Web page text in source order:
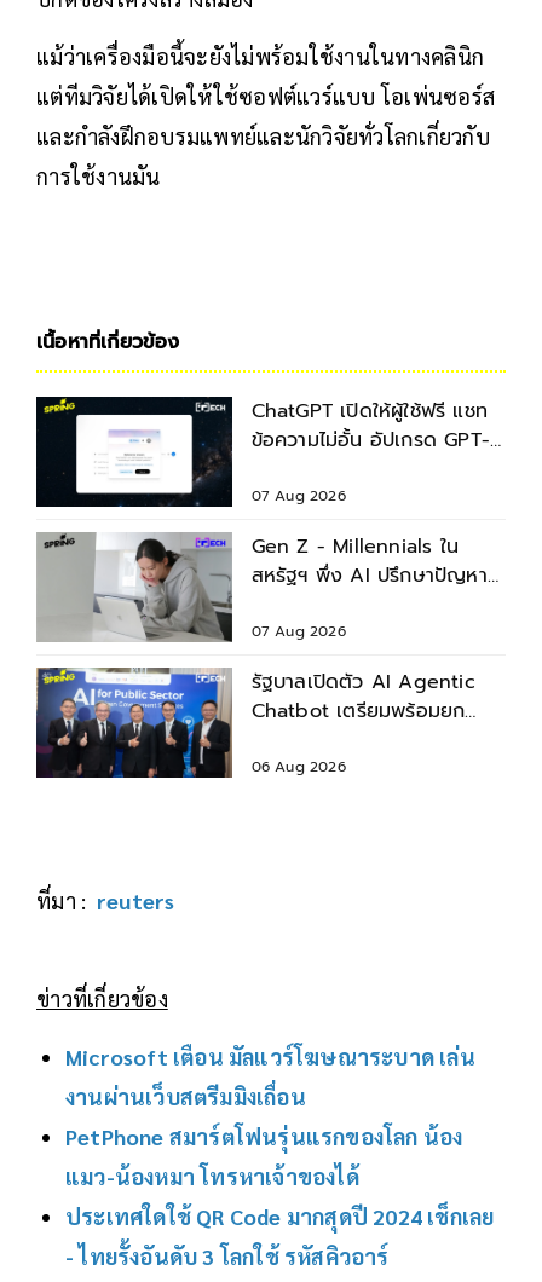
แม้ว่าเครื่องมือนี้จะยังไม่พร้อมใช้งานในทางคลินิก
แต่ทีมวิจัยได้เปิดให้ใช้ซอฟต์แวร์แบบ โอเพ่นซอร์ส
และกำลังฝึกอบรมแพทย์และนักวิจัยทั่วโลกเกี่ยวกับ
การใช้งานมัน
เนื้อหาที่เกี่ยวข้อง
ChatGPT เปิดให้ผู้ใช้ฟรี แชท
ข้อความไม่อั้น อัปเกรด GPT-
07 Aug 2026
Gen Z - Millennials ใน
สหรัฐฯ พึ่ง AI ปรึกษาปัญหา
07 Aug 2026
รัฐบาลเปิดตัว AI Agentic
Chatbot เตรียมพร้อมยก
06 Aug 2026
ที่มา : reuters
ข่าวที่เกี่ยวข้อง
Microsoft เตือน มัลแวร์โฆษณาระบาด เล่น
งานผ่านเว็บสตรีมมิงเถื่อน
PetPhone สมาร์ตโฟนรุ่นแรกของโลก น้อง
แมว-น้องหมา โทรหาเจ้าของได้
ประเทศใดใช้ QR Code มากสุดปี 2024 เช็กเลย
- ไทยรั้งอันดับ 3 โลกใช้ รหัสคิวอาร์